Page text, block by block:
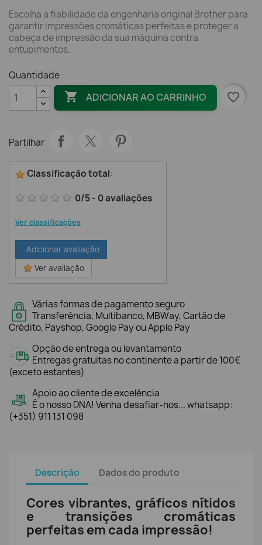
Escolha a fiabilidade da engenharia original Brother para
garantir impressões cromáticas perfeitas e proteger a
cabeça de impressão da sua máquina contra
entupimentos.
Quantidade
 ADICIONAR AO CARRINHO favorite_border
Partilhar
Classificação total:
0/5- 0avaliações
Ver classificações
Adicionar avaliação
Ver avaliação
Várias formas de pagamento seguro
Transferência, Multibanco, MBWay, Cartão de
Crédito, Payshop, Google Pay ou Apple Pay
Opção de entrega ou levantamento
Entregas gratuitas no continente a partir de 100€
(exceto estantes)
Apoio ao cliente de excelência
É o nosso DNA! Venha desafiar-nos... whatsapp:
(+351) 911 131 098
Descrição Dados do produto
Cores vibrantes, gráficos nítidos
e transições cromáticas
perfeitas em cada impressão!